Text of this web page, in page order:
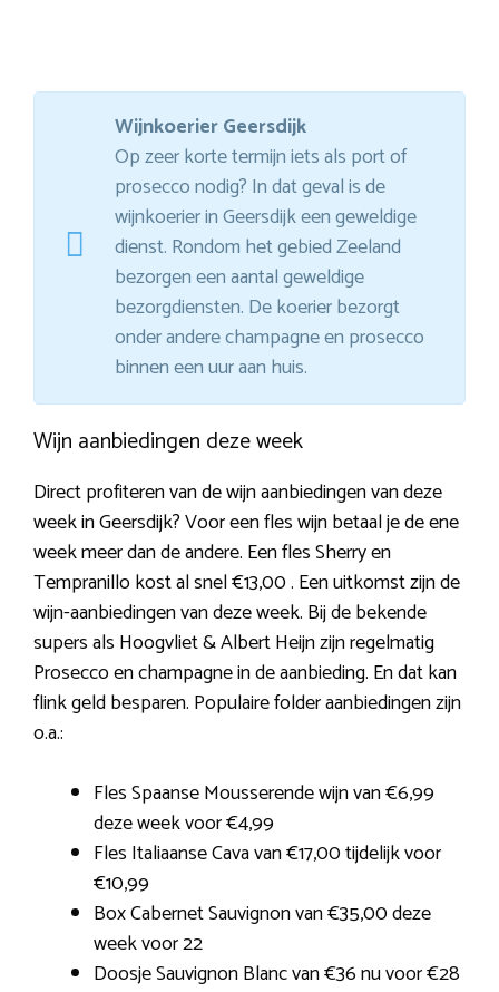
Wijnkoerier Geersdijk
Op zeer korte termijn iets als port of
prosecco nodig? In dat geval is de
wijnkoerier in Geersdijk een geweldige
dienst. Rondom het gebied Zeeland
bezorgen een aantal geweldige
bezorgdiensten. De koerier bezorgt
onder andere champagne en prosecco
binnen een uur aan huis.
Wijn aanbiedingen deze week
Direct profiteren van de wijn aanbiedingen van deze
week in Geersdijk? Voor een fles wijn betaal je de ene
week meer dan de andere. Een fles Sherry en
Tempranillo kost al snel €13,00 . Een uitkomst zijn de
wijn-aanbiedingen van deze week. Bij de bekende
supers als Hoogvliet & Albert Heijn zijn regelmatig
Prosecco en champagne in de aanbieding. En dat kan
flink geld besparen. Populaire folder aanbiedingen zijn
o.a.:
Fles Spaanse Mousserende wijn van €6,99
deze week voor €4,99
Fles Italiaanse Cava van €17,00 tijdelijk voor
€10,99
Box Cabernet Sauvignon van €35,00 deze
week voor 22
Doosje Sauvignon Blanc van €36 nu voor €28